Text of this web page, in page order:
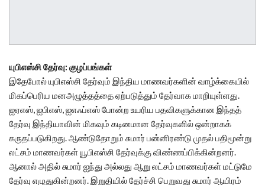
யுபிஎஸ்சி தேர்வு: குழப்பங்கள்
இதேபோல் யுபிஎஸ்சி தேர்வும் இந்திய மாணவர்களின் வாழ்க்கையில்
மிகப்பெரிய மனஅழுத்தத்தை ஏற்படுத்தும் தேர்வாக மாறியுள்ளது.
ஐஏஎஸ், ஐபிஎஸ், ஐஎஃப்எஸ் போன்ற உயரிய பதவிகளுக்கான இந்தத்
தேர்வு இந்தியாவின் மிகவும் கடினமான தேர்வுகளில் ஒன்றாகக்
கருதப்படுகிறது. ஆண்டுதோறும் சுமார் பன்னிரண்டு முதல் பதிமூன்று
லட்சம் மாணவர்கள் யூபிஎஸ்சி தேர்வுக்கு விண்ணப்பிக்கின்றனர்.
ஆனால் அதில் சுமார் ஐந்து அல்லது ஆறு லட்சம் மாணவர்கள் மட்டுமே
தேர்வு எழுதுகின்றனர். இறுதியில் தேர்ச்சி பெறுவது சுமார் ஆயிரம்